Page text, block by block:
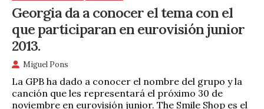
Georgia da a conocer el tema con el
que participaran en eurovisión junior
2013.
Miguel Pons
La GPB ha dado a conocer el nombre del grupo y la
canción que les representará el próximo 30 de
noviembre en eurovisión junior. The Smile Shop es el